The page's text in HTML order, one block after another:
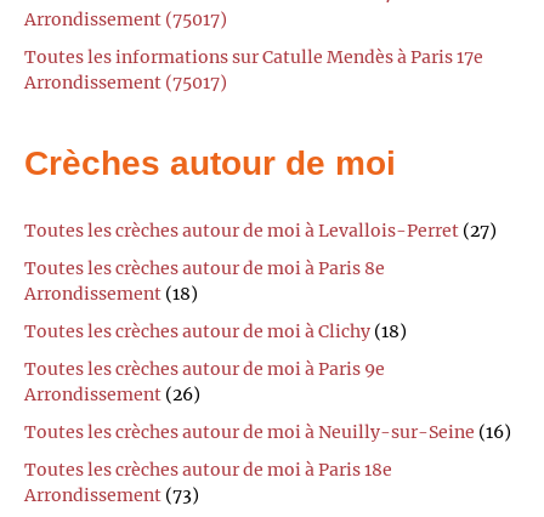
Arrondissement (75017)
Toutes les informations sur Catulle Mendès à Paris 17e
Arrondissement (75017)
Crèches autour de moi
Toutes les crèches autour de moi à Levallois-Perret (27)
Toutes les crèches autour de moi à Paris 8e
Arrondissement (18)
Toutes les crèches autour de moi à Clichy (18)
Toutes les crèches autour de moi à Paris 9e
Arrondissement (26)
Toutes les crèches autour de moi à Neuilly-sur-Seine (16)
Toutes les crèches autour de moi à Paris 18e
Arrondissement (73)